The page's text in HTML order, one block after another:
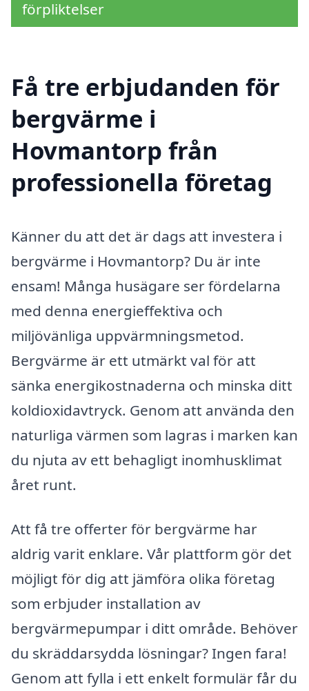
förpliktelser
Få tre erbjudanden för
bergvärme i
Hovmantorp från
professionella företag
Känner du att det är dags att investera i
bergvärme i Hovmantorp? Du är inte
ensam! Många husägare ser fördelarna
med denna energieffektiva och
miljövänliga uppvärmningsmetod.
Bergvärme är ett utmärkt val för att
sänka energikostnaderna och minska ditt
koldioxidavtryck. Genom att använda den
naturliga värmen som lagras i marken kan
du njuta av ett behagligt inomhusklimat
året runt.
Att få tre offerter för bergvärme har
aldrig varit enklare. Vår plattform gör det
möjligt för dig att jämföra olika företag
som erbjuder installation av
bergvärmepumpar i ditt område. Behöver
du skräddarsydda lösningar? Ingen fara!
Genom att fylla i ett enkelt formulär får du